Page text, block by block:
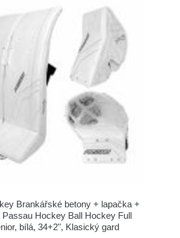
Brankářské betony + lapačka +
Hockey Ball Hockey Full
bílá, 34+2", Klasický gard